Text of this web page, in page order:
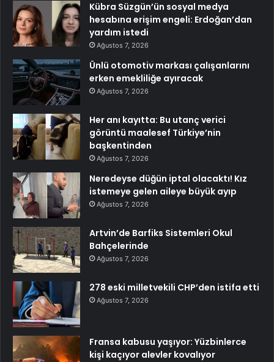
Kübra Süzgün’ün sosyal medya
hesabına erişim engeli: Erdoğan’dan
yardım istedi
Ağustos 7, 2026
Ünlü otomotiv markası çalışanlarını
erken emekliliğe ayıracak
Ağustos 7, 2026
Her anı kayıtta: Bu utanç verici
görüntü maalesef Türkiye’nin
başkentinden
Ağustos 7, 2026
Neredeyse düğün iptal olacaktı! Kız
istemeye gelen aileye büyük ayıp
Ağustos 7, 2026
Artvin’de Barfiks Sistemleri Okul
Bahçelerinde
Ağustos 7, 2026
278 eski milletvekili CHP’den istifa etti
Ağustos 7, 2026
Fransa kabusu yaşıyor: Yüzbinlerce
kişi kaçıyor alevler kovalıyor